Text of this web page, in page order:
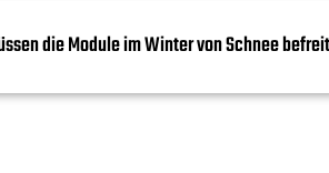
die Module im Winter von Schnee